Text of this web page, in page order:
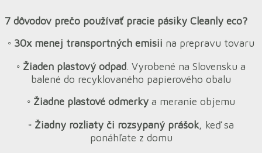
7 dôvodov prečo používať pracie pásiky Cleanly eco?
◦ 30x menej transportných emisii na prepravu tovaru
◦ Žiaden plastový odpad. Vyrobené na Slovensku a
balené do recyklovaného papierového obalu
◦ Žiadne plastové odmerky a meranie objemu
◦ Žiadny rozliaty či rozsypaný prášok, keď sa
ponáhľate z domu